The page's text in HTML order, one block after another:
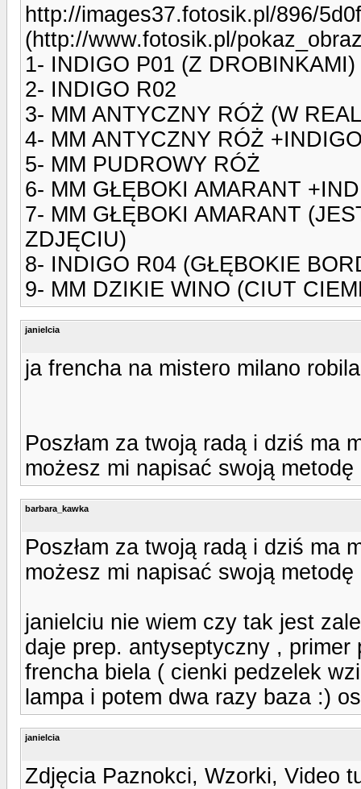
http://images37.fotosik.pl/896/
(http://www.fotosik.pl/
1- INDIGO P01 (Z DROBINKAMI)
2- INDIGO R02
3- MM ANTYCZNY RÓŻ (W
4- MM ANTYCZNY RÓŻ
5- MM PUDROWY RÓŻ
6- MM GŁĘBOKI AMARANT
7- MM GŁĘBOKI AMARANT
ZDJĘCIU)
8- INDIGO R04 (GŁĘBOKIE
9- MM DZIKIE WINO (CIUT
janielcia
ja frencha na mistero milano
Poszłam za twoją radą i dziś ma
możesz mi napisać swoją metodę
barbara_kawka
Poszłam za twoją radą i dziś ma
możesz mi napisać swoją metodę
janielciu nie wiem czy tak jest
daje prep. antyseptyczny ,
frencha biela ( cienki pedzelek
lampa i potem dwa razy baza :)
janielcia
Zdjęcia Paznokci, Wzorki, Video